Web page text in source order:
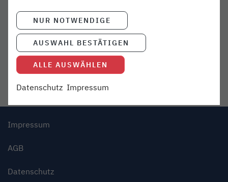
Fahrplan-Infos Hohenwestedt
Krempe Leitstelle Eckernförde
Kiel Deutschlandticket
Impressum
AGB
Datenschutz
NUR NOTWENDIGE
AUSWAHL BESTÄTIGEN
ALLE AUSWÄHLEN
Datenschutz Impressum